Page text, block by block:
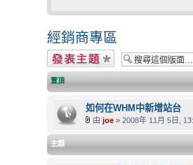
經銷商專區
發表新主題
置頂
如何在WHM中新增站台
由 joe » 2008年 11月 5日,
主題